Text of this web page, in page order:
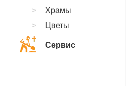
Храмы
Цветы
Сервис